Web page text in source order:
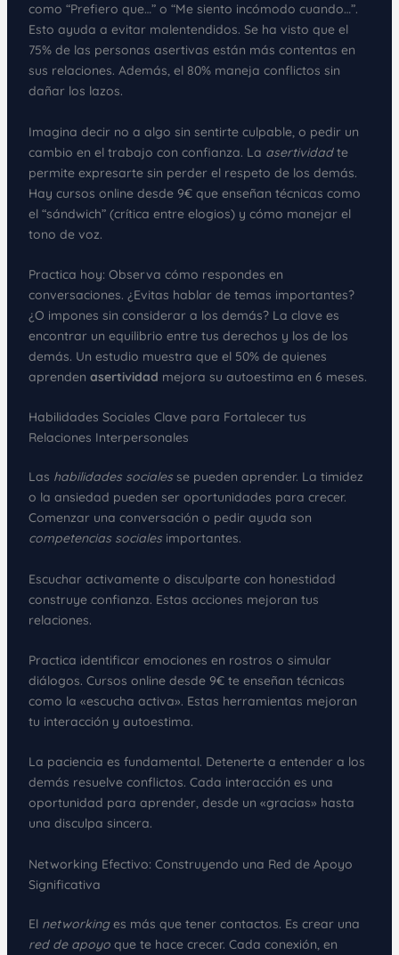
como “Prefiero que…” o “Me siento incómodo cuando…”.
Esto ayuda a evitar malentendidos. Se ha visto que el
75% de las personas asertivas están más contentas en
sus relaciones. Además, el 80% maneja conflictos sin
dañar los lazos.
Imagina decir no a algo sin sentirte culpable, o pedir un
cambio en el trabajo con confianza. La asertividadte
permite expresarte sin perder el respeto de los demás.
Hay cursos online desde 9€ que enseñan técnicas como
el “sándwich” (crítica entre elogios) y cómo manejar el
tono de voz.
Practica hoy: Observa cómo respondes en
conversaciones. ¿Evitas hablar de temas importantes?
¿O impones sin considerar a los demás? La clave es
encontrar un equilibrio entre tus derechos y los de los
demás. Un estudio muestra que el 50% de quienes
aprenden asertividad mejora su autoestima en 6 meses.
Habilidades Sociales Clave para Fortalecer tus
Relaciones Interpersonales
Las habilidades socialesse pueden aprender. La timidez
o la ansiedad pueden ser oportunidades para crecer.
Comenzar una conversación o pedir ayuda son
competencias socialesimportantes.
Escuchar activamente o disculparte con honestidad
construye confianza. Estas acciones mejoran tus
relaciones.
Practica identificar emociones en rostros o simular
diálogos. Cursos online desde 9€ te enseñan técnicas
como la «escucha activa». Estas herramientas mejoran
tu interacción y autoestima.
La paciencia es fundamental. Detenerte a entender a los
demás resuelve conflictos. Cada interacción es una
oportunidad para aprender, desde un «gracias» hasta
una disculpa sincera.
Networking Efectivo: Construyendo una Red de Apoyo
Significativa
El networkinges más que tener contactos. Es crear una
red de apoyoque te hace crecer. Cada conexión, en